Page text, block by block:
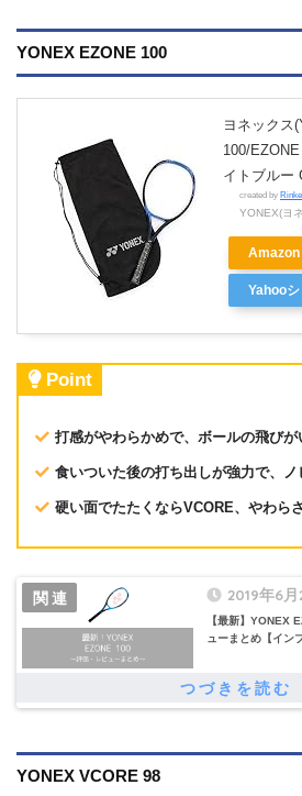
YONEX EZONE 100
ヨネックス
100/
イトブルー
created by
YONEX(ヨ
Amazon
Yahoo
Point
打感がやわらかめで、ボールの飛びが
食いついた後の打ち出しが強力で、ノ
硬い面でたたくならVCORE、やわら
2019年6月
【最新】YONEX
ューまとめ【イン
YONEX VCORE 98